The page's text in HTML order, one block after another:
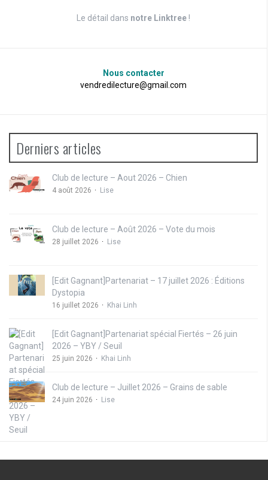
Le détail dans notre Linktree !
Nous contacter
vendredilecture@gmail.com
Derniers articles
Club de lecture – Aout 2026 – Chien
4 août 2026 Lise
Club de lecture – Août 2026 – Vote du mois
28 juillet 2026 Lise
[Edit Gagnant]Partenariat – 17 juillet 2026 : Éditions
Dystopia
16 juillet 2026 Khai Linh
[Edit Gagnant]Partenariat spécial Fiertés – 26 juin
2026 – YBY / Seuil
25 juin 2026 Khai Linh
Club de lecture – Juillet 2026 – Grains de sable
24 juin 2026 Lise